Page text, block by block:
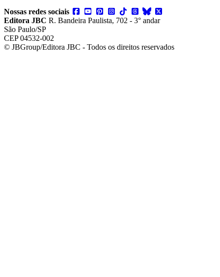
Nossas redes sociais
Editora JBC R. Bandeira Paulista, 702 - 3° andar
São Paulo/SP
CEP 04532-002
© JBGroup/Editora JBC - Todos os direitos reservados